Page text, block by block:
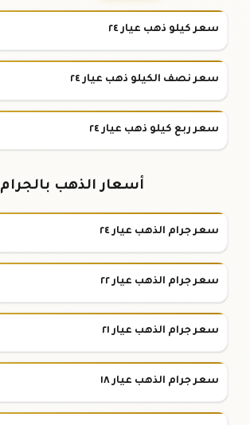
سعر كيلو ذهب عيار ٢٤
سعر نصف الكيلو ذهب عيار ٢٤
سعر ربع كيلو ذهب عيار ٢٤
أسعار الذهب بالجرام
سعر جرام الذهب عيار ٢٤
سعر جرام الذهب عيار ٢٢
سعر جرام الذهب عيار ٢١
سعر جرام الذهب عيار ١٨